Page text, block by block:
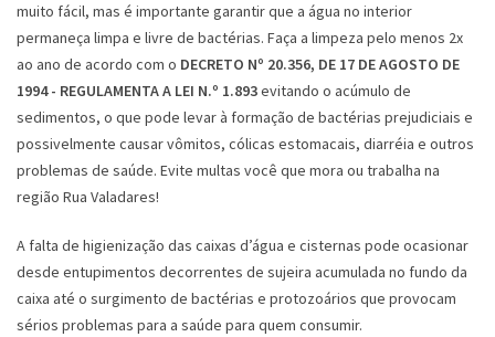
muito fácil, mas é importante garantir que a água no interior
permaneça limpa e livre de bactérias. Faça a limpeza pelo menos 2x
ao ano de acordo com o DECRETO Nº 20.356, DE 17 DE AGOSTO DE
1994 - REGULAMENTA A LEI N.º 1.893evitando o acúmulo de
sedimentos, o que pode levar à formação de bactérias prejudiciais e
possivelmente causar vômitos, cólicas estomacais, diarréia e outros
problemas de saúde. Evite multas você que mora ou trabalha na
região Rua Valadares!
A falta de higienização das caixas d’água e cisternas pode ocasionar
desde entupimentos decorrentes de sujeira acumulada no fundo da
caixa até o surgimento de bactérias e protozoários que provocam
sérios problemas para a saúde para quem consumir.